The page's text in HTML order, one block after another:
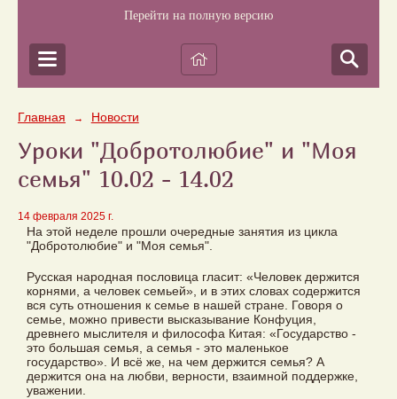
Перейти на полную версию
Главная → Новости
Уроки "Добротолюбие" и "Моя
семья" 10.02 - 14.02
14 февраля 2025 г.
На этой неделе прошли очередные занятия из цикла
"Добротолюбие" и "Моя семья".
Русская народная пословица гласит: «Человек держится
корнями, а человек семьей», и в этих словах содержится
вся суть отношения к семье в нашей стране. Говоря о
семье, можно привести высказывание Конфуция,
древнего мыслителя и философа Китая: «Государство -
это большая семья, а семья - это маленькое
государство». И всё же, на чем держится семья? А
держится она на любви, верности, взаимной поддержке,
уважении.